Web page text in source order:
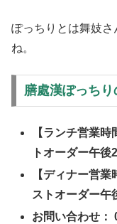
ぽっちりとは舞妓
ね。
膳處漢ぽっち
【ランチ営業
トオーダー午後
【ディナー営
ストオーダー午
お問い合わせ：